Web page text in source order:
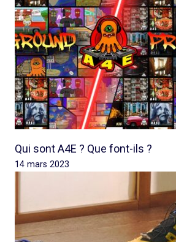
Qui sont A4E ? Que font-ils ?
14 mars 2023